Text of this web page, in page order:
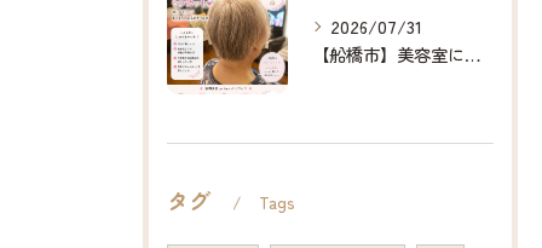
2026/07/31
【船橋市】美容室に行けない…をなくしたい✂️✨
タグ Tags